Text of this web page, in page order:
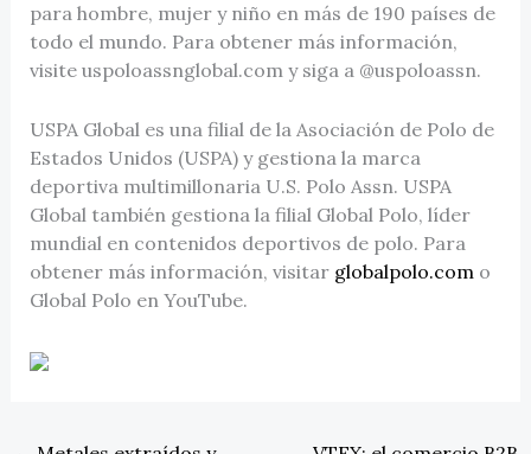
para hombre, mujer y niño en más de 190 países de
todo el mundo. Para obtener más información,
visite uspoloassnglobal.com y siga a @uspoloassn.
USPA Global es una filial de la Asociación de Polo de
Estados Unidos (USPA) y gestiona la marca
deportiva multimillonaria U.S. Polo Assn. USPA
Global también gestiona la filial Global Polo, líder
mundial en contenidos deportivos de polo. Para
obtener más información, visitar globalpolo.como
Global Polo en YouTube.